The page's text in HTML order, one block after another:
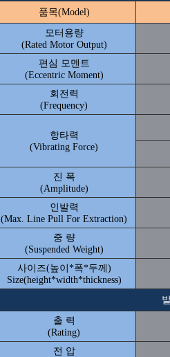
품목(Model)
모터용량
(Rated Motor Output)
편심 모멘트
(Eccentric Moment)
회전력
(Frequency)
항타력
(Vibrating Force)
진 폭
(Amplitude)
인발력
(Max. Line Pull For Extraction)
중 량
(Suspended Weight)
사이즈(높이*폭*두께)
Size(height*width*thickness)
출 력
(Rating)
전 압